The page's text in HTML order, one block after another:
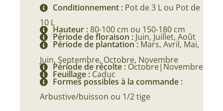
69,90 €
Conditionnement : Pot de 3 L ou Pot de
10 L
Hauteur :80-100 cm ou 150-180 cm
Période de floraison : Juin, Juillet, Août
Période de plantation : Mars, Avril, Mai,
Juin, Septembre, Octobre, Novembre
Période de récolte :Octobre|Novembre
Feuillage : Caduc
Formes possibles à la commande :
Arbustive/buisson ou 1/2 tige